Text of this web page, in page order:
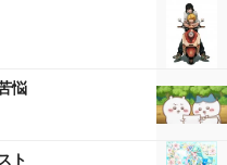
悩
ト